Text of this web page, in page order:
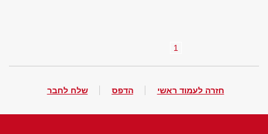
1
חזרה לעמוד ראשי הדפס שלח לחבר